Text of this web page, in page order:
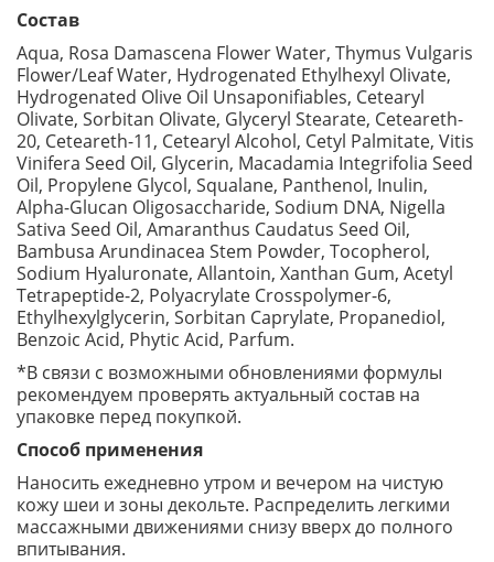
Состав
Aqua, Rosa Damascena Flower Water, Thymus Vulgaris
Flower/Leaf Water, Hydrogenated Ethylhexyl Olivate,
Hydrogenated Olive Oil Unsaponifiables, Cetearyl
Olivate, Sorbitan Olivate, Glyceryl Stearate, Ceteareth-
20, Ceteareth-11, Cetearyl Alcohol, Cetyl Palmitate, Vitis
Vinifera Seed Oil, Glycerin, Macadamia Integrifolia Seed
Oil, Propylene Glycol, Squalane, Panthenol, Inulin,
Alpha-Glucan Oligosaccharide, Sodium DNA, Nigella
Sativa Seed Oil, Amaranthus Caudatus Seed Oil,
Bambusa Arundinacea Stem Powder, Tocopherol,
Sodium Hyaluronate, Allantoin, Xanthan Gum, Acetyl
Tetrapeptide-2, Polyacrylate Crosspolymer-6,
Ethylhexylglycerin, Sorbitan Caprylate, Propanediol,
Benzoic Acid, Phytic Acid, Parfum.
*В связи с возможными обновлениями формулы
рекомендуем проверять актуальный состав на
упаковке перед покупкой.
Способ применения
Наносить ежедневно утром и вечером на чистую
кожу шеи и зоны декольте. Распределить легкими
массажными движениями снизу вверх до полного
впитывания.